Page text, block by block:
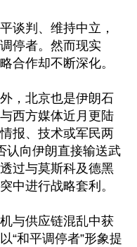
谈判、维持中立，
停者。然而现实
合作却不断深化。
，北京也是伊朗石
西方媒体近月更陆
报、技术或军民两
认向伊朗直接输送武
过与莫斯科及德黑
中进行战略套利。
与供应链混乱中获
“和平调停者”形象提